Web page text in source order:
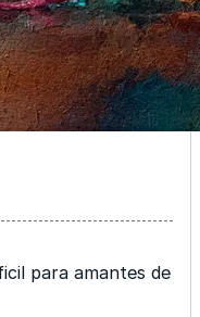
para amantes de